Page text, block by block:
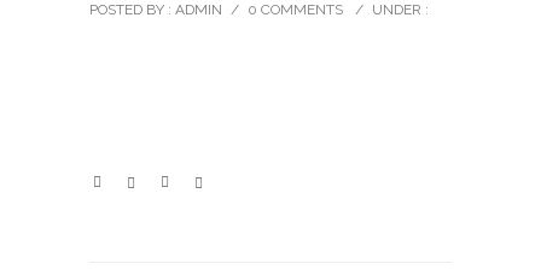
POSTED BY : ADMIN / 0 COMMENTS / UNDER :